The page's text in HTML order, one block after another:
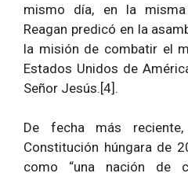
mismo día, en la
Reagan predicó en la
la misión de combatir el
Estados Unidos de
Señor Jesús.[4].
De fecha más
Constitución húngara de
como “una nación de